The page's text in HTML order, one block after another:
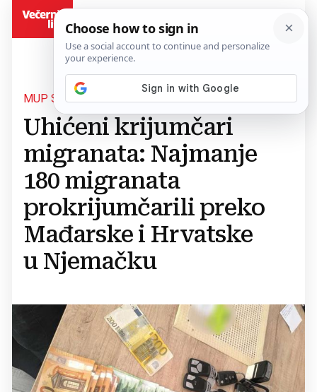
MUP SRBIJE
Uhićeni krijumčari
migranata: Najmanje
180 migranata
prokrijumčarili preko
Mađarske i Hrvatske
u Njemačku